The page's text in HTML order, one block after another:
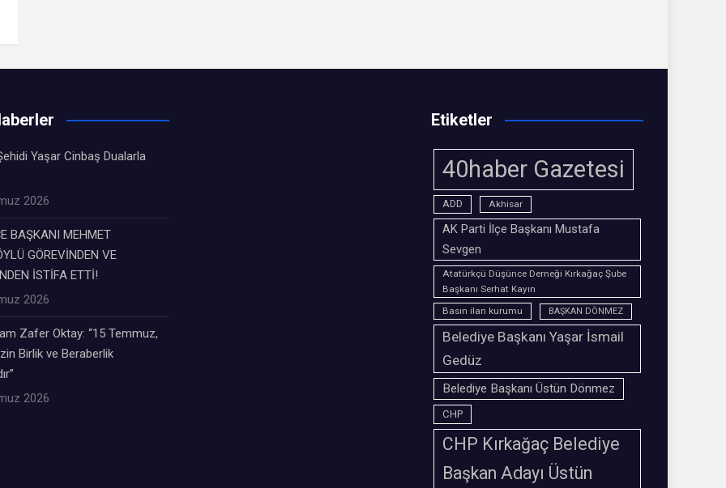
Yaşar Cinbaş Dualarla
2026
BAŞKANI MEHMET
GÖREVİNDEN VE
İSTİFA ETTİ!
2026
Zafer Oktay: “15 Temmuz,
Birlik ve Beraberlik
2026
Etiketler
40haber Gazetesi
ADD Akhisar
AK Parti İlçe Başkanı Mustafa
Sevgen
Atatürkçü Düşünce Derneği Kırkağaç Şube
Başkanı Serhat Kayın
Basın ilan kurumu
BAŞKAN DÖNMEZ
Belediye Başkanı Yaşar İsmail
Gedüz
Belediye Başkanı Üstün Dönmez
CHP
CHP Kırkağaç Belediye
Başkan Adayı Üstün